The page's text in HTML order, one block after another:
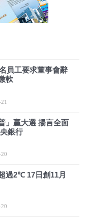
員工要求董事會辭
軟
」贏大選 揚言全面
銀行
過2℃ 17日創11月